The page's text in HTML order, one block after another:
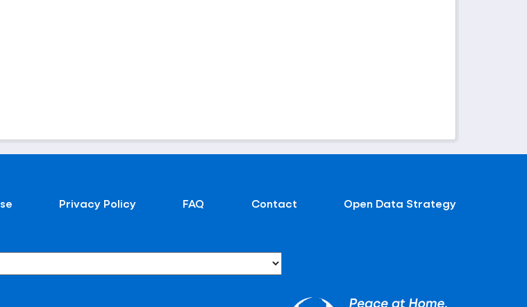
Privacy Policy FAQ Contact Open Data Strategy